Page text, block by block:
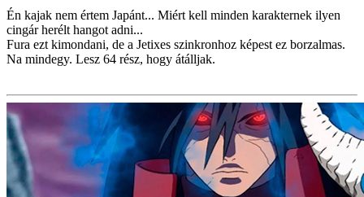
Én kajak nem értem Japánt... Miért kell minden karakternek ilyen
cingár herélt hangot adni...
Fura ezt kimondani, de a Jetixes szinkronhoz képest ez borzalmas.
Na mindegy. Lesz 64 rész, hogy átálljak.